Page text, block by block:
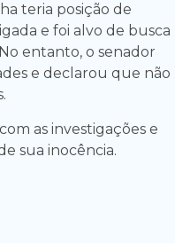
teria posição de
e foi alvo de busca
entanto, o senador
e declarou que não
as investigações e
sua inocência.